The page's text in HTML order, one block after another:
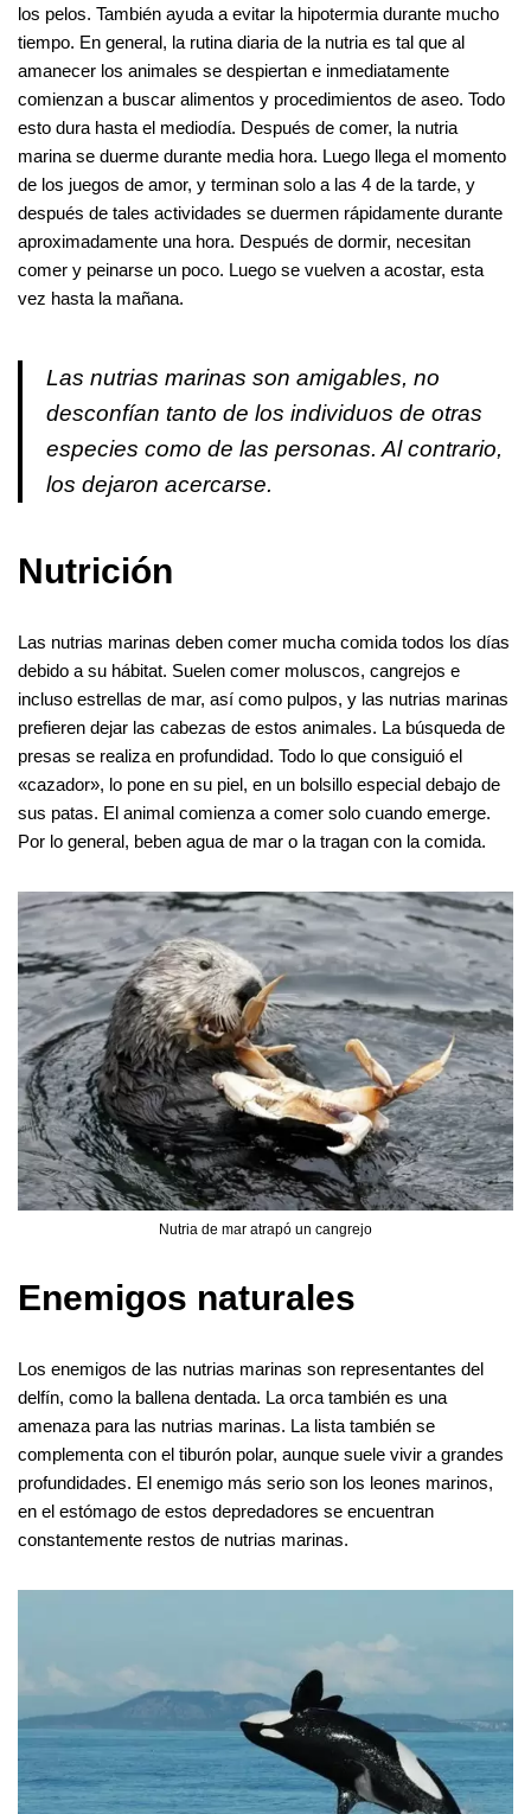
los pelos. También ayuda a evitar la hipotermia durante mucho
tiempo. En general, la rutina diaria de la nutria es tal que al
amanecer los animales se despiertan e inmediatamente
comienzan a buscar alimentos y procedimientos de aseo. Todo
esto dura hasta el mediodía. Después de comer, la nutria
marina se duerme durante media hora. Luego llega el momento
de los juegos de amor, y terminan solo a las 4 de la tarde, y
después de tales actividades se duermen rápidamente durante
aproximadamente una hora. Después de dormir, necesitan
comer y peinarse un poco. Luego se vuelven a acostar, esta
vez hasta la mañana.
Las nutrias marinas son amigables, no
desconfían tanto de los individuos de otras
especies como de las personas. Al contrario,
los dejaron acercarse.
Nutrición
Las nutrias marinas deben comer mucha comida todos los días
debido a su hábitat. Suelen comer moluscos, cangrejos e
incluso estrellas de mar, así como pulpos, y las nutrias marinas
prefieren dejar las cabezas de estos animales. La búsqueda de
presas se realiza en profundidad. Todo lo que consiguió el
«cazador», lo pone en su piel, en un bolsillo especial debajo de
sus patas. El animal comienza a comer solo cuando emerge.
Por lo general, beben agua de mar o la tragan con la comida.
Nutria de mar atrapó un cangrejo
Enemigos naturales
Los enemigos de las nutrias marinas son representantes del
delfín, como la ballena dentada. La orca también es una
amenaza para las nutrias marinas. La lista también se
complementa con el tiburón polar, aunque suele vivir a grandes
profundidades. El enemigo más serio son los leones marinos,
en el estómago de estos depredadores se encuentran
constantemente restos de nutrias marinas.